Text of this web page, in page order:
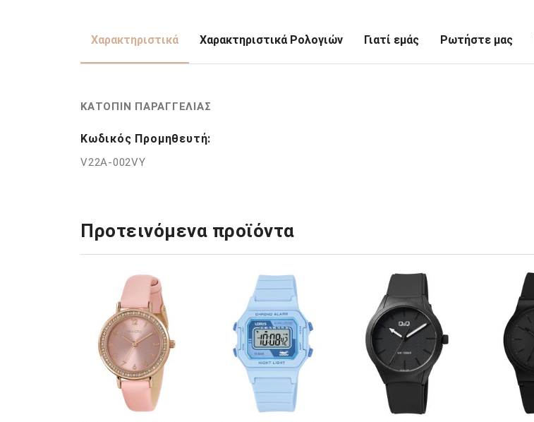
Χαρακτηριστικά Χαρακτηριστικά Ρολογιών Γιατί εμάς Ρωτήστε μας
ΚΑΤΟΠΙΝ ΠΑΡΑΓΓΕΛΙΑΣ
Κωδικός Προμηθευτή:
V22A-002VY
Προτεινόμενα προϊόντα